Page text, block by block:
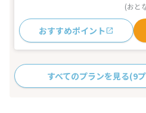
(おと
おすすめポイント
すべてのプランを見る(9